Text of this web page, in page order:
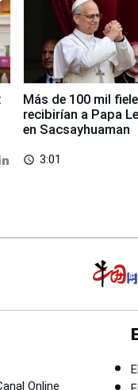
Más de 100 mil
recibirían a Papa
en Sacsayhuaman
access_time 3:01
Online